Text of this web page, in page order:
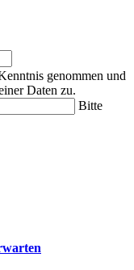
genommen und
Daten zu.
Bitte